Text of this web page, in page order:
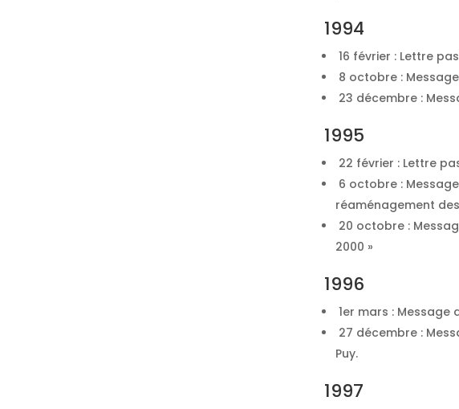
1994
16 février : Lettre
8 octobre :
23 décembre :
1995
22 février : Lettre
6 octobre :
réaménagement
20 octobre :
2000 »
1996
1er mars : Message
27 décembre :
Puy.
1997